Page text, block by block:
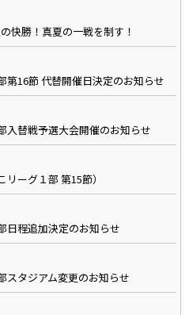
快勝！真夏の一戦を制す！
第16節 代替開催日決定のお知らせ
入替戦予選大会開催のお知らせ
ーグ１部 第15節）
日程追加決定のお知らせ
スタジアム変更のお知らせ